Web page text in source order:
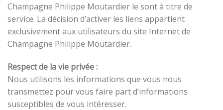
Champagne Philippe Moutardier le sont à titre de
service. La décision d’activer les liens appartient
exclusivement aux utilisateurs du site Internet de
Champagne Philippe Moutardier.
Respect de la vie privée :
Nous utilisons les informations que vous nous
transmettez pour vous faire part d’informations
susceptibles de vous intéresser.